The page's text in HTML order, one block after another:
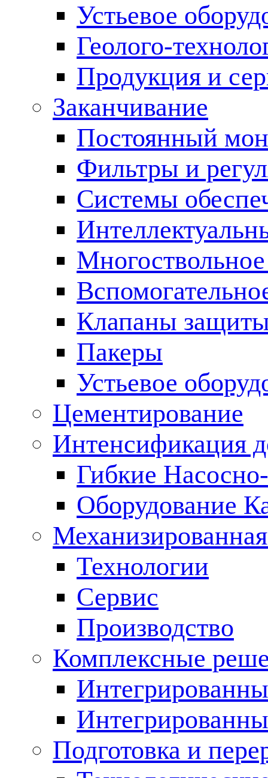
Устьевое
Геолого-
Продукция и
Заканчивание
Постоянный
Фильтры и
Cистемы
Клапаны
Пакеры
Устьевое
Цементирование
Интенсификация
Гибкие
Оборудование
Технологии
Сервис
Производство
Комплексные
Подготовка и